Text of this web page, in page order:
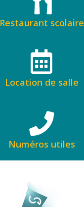
Restaurant scolaire
Location de salle
Numéros utiles